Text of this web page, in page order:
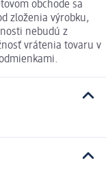
obchode sa
zloženia výrobku,
nebudú z
vrátenia tovaru v